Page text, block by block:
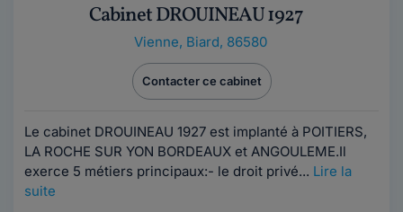
Cabinet DROUINEAU 1927
Vienne, Biard, 86580
Contacter ce cabinet
Le cabinet DROUINEAU 1927 est implanté à POITIERS,
LA ROCHE SUR YON BORDEAUX et ANGOULEME.Il
exerce 5 métiers principaux:- le droit privé... Lire la
suite